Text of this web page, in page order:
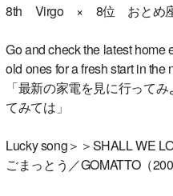
8th Virgo × 8位 おとめ
Go and check the latest home
old ones for a fresh start in the
「最新の家電を見に行って
てみては」
Lucky song＞＞SHALL WE
ごまっとう／GOMATTO（